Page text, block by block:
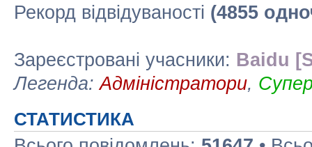
Рекорд відвідуваності (4855
Зареєстровані учасники: Baidu
Легенда:Адміністратори,
СТАТИСТИКА